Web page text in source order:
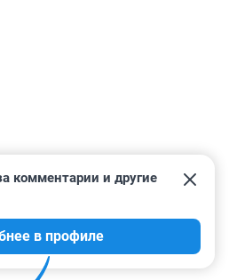
комментарии и другие
в профиле